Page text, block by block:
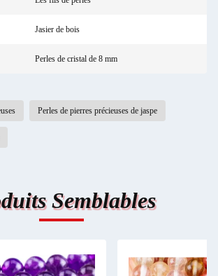
Jasier de bois
Perles de cristal de 8 mm
Perles de pierres précieuses de jaspe
Semblables